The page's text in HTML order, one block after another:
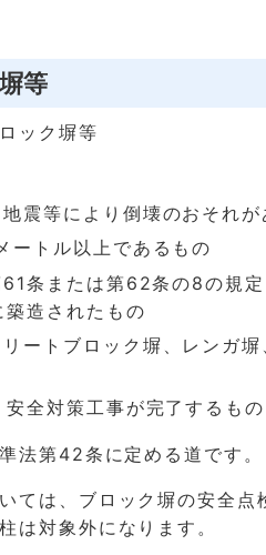
等
ック塀等
震等により倒壊のおそれが
ートル以上であるもの
条または第62条の8の規
造されたもの
ートブロック塀、レンガ
全対策工事が完了するもの
法第42条に定める道です。
ては、ブロック塀の安全点
は対象外になります。